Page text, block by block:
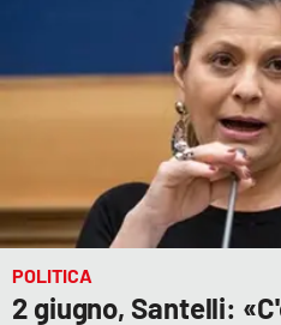
POLITICA
2 giugno, Santelli: